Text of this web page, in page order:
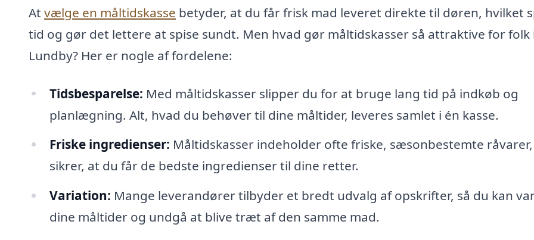
At vælge en måltidskasse betyder, at du får frisk mad leveret direkte til døren, hvilket
tid og gør det lettere at spise sundt. Men hvad gør måltidskasser så attraktive for folk
Lundby? Her er nogle af fordelene:
Tidsbesparelse: Med måltidskasser slipper du for at bruge lang tid på indkøb og
planlægning. Alt, hvad du behøver til dine måltider, leveres samlet i én kasse.
Friske ingredienser: Måltidskasser indeholder ofte friske, sæsonbestemte
sikrer, at du får de bedste ingredienser til dine retter.
Variation: Mange leverandører tilbyder et bredt udvalg af opskrifter, så du kan
dine måltider og undgå at blive træt af den samme mad.